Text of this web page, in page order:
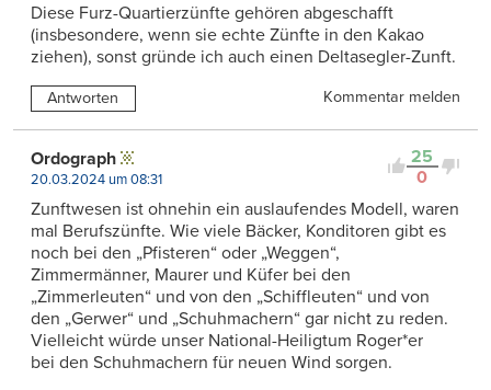
Diese Furz-Quartierzünfte gehören abgeschafft
(insbesondere, wenn sie echte Zünfte in den Kakao
ziehen), sonst gründe ich auch einen Deltasegler-Zunft.
Antworten Kommentar melden
25
0
Ordograph
20.03.2024 um 08:31
Zunftwesen ist ohnehin ein auslaufendes Modell, waren
mal Berufszünfte. Wie viele Bäcker, Konditoren gibt es
noch bei den „Pfisteren“ oder „Weggen“,
Zimmermänner, Maurer und Küfer bei den
„Zimmerleuten“ und von den „Schiffleuten“ und von
den „Gerwer“ und „Schuhmachern“ gar nicht zu reden.
Vielleicht würde unser National-Heiligtum Roger*er
bei den Schuhmachern für neuen Wind sorgen.